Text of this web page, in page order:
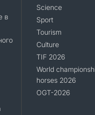
в
Science
Sport
Tourism
Culture
TIF 2026
World
horses 2026
OGT-2026